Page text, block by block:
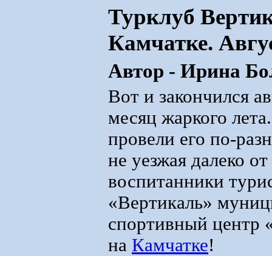
Турклуб
Камчатке.
Автор - Ирина
Вот и закончился
месяц жаркого
провели его по-
не уезжая далеко
воспитанники
«Вертикаль»
спортивный центр
на Камчатке!